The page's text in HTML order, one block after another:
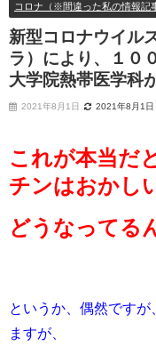
コロナ（※間違った私の情報記
新型コロナウイル
ラ）により、１０
大学院熱帯医学科
2021年8月1日 2021年8月1日
これが本当だ
チンはおかし
どうなってる
というか、偶然です
ますが、